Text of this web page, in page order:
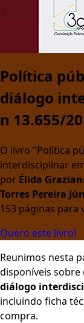
Política
diálogo
n 13.655/
O livro "Política
interdisciplinar
por Élida
Torres Pereira
153 páginas para
Quero este livro!
Reunimos nesta
disponíveis sobre
diálogo
incluindo ficha
compra.